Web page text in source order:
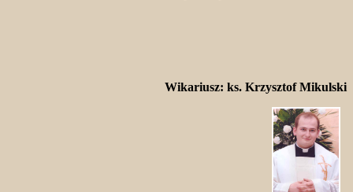
Wikariusz: ks. Krzysztof Mikulski